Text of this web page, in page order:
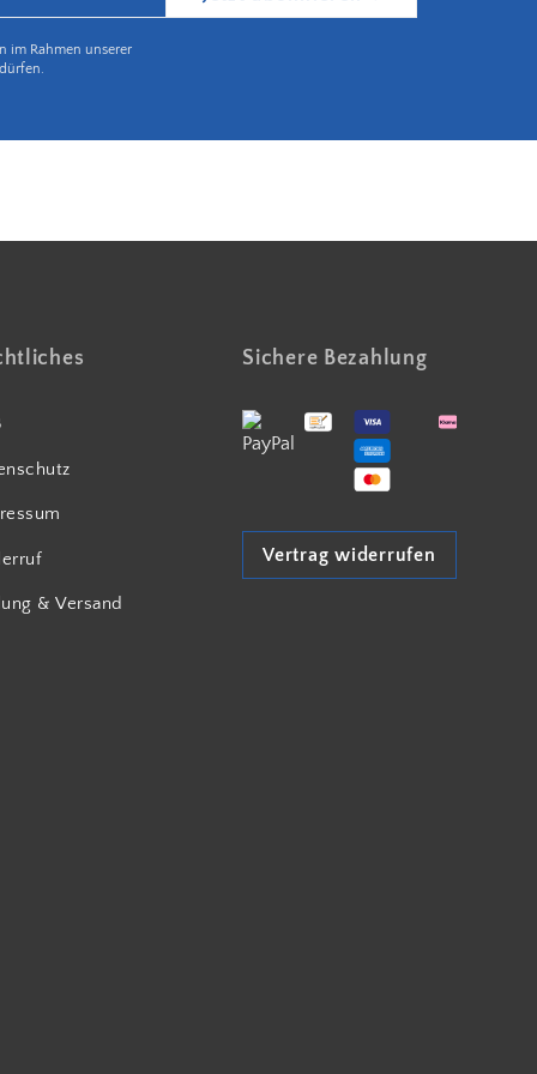
im Rahmen unserer
& Versand
Sichere Bezahlung
Vertrag widerrufen